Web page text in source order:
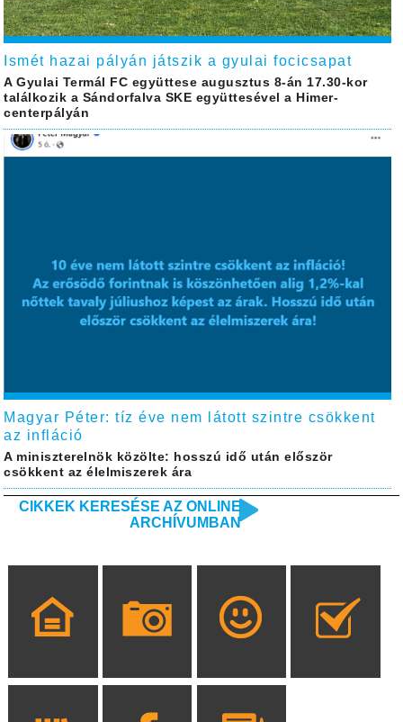
Ismét hazai pályán játszik a gyulai focicsapat
A Gyulai Termál FC együttese augusztus 8-án 17.30-kor
találkozik a Sándorfalva SKE együttesével a Himer-
centerpályán
Magyar Péter: tíz éve nem látott szintre csökkent
az infláció
A miniszterelnök közölte: hosszú idő után először
csökkent az élelmiszerek ára
CIKKEK KERESÉSE AZ ONLINE
ARCHÍVUMBAN